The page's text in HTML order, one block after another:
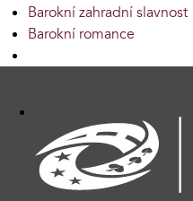
Barokní zahradní slavnost
Barokní romance